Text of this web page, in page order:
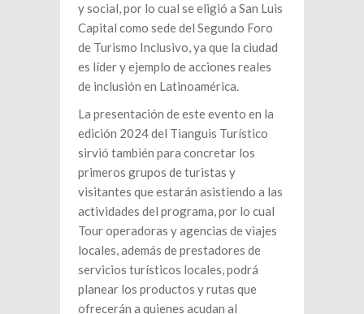
y social, por lo cual se eligió a San Luis
Capital como sede del Segundo Foro
de Turismo Inclusivo, ya que la ciudad
es líder y ejemplo de acciones reales
de inclusión en Latinoamérica.
La presentación de este evento en la
edición 2024 del Tianguis Turístico
sirvió también para concretar los
primeros grupos de turistas y
visitantes que estarán asistiendo a las
actividades del programa, por lo cual
Tour operadoras y agencias de viajes
locales, además de prestadores de
servicios turísticos locales, podrá
planear los productos y rutas que
ofrecerán a quienes acudan al